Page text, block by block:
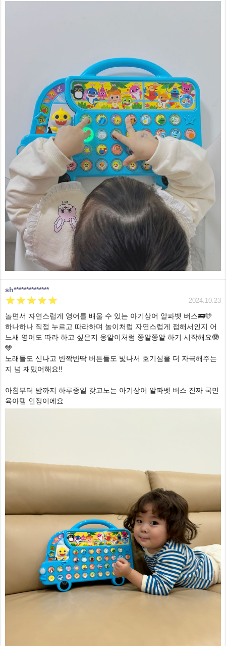
sh**************
 2024.10.23
놀면서 자연스럽게 영어를 배울 수 있는 아기상어 알파벳 버스🚌🩵
하나하나 직접 누르고 따라하며 놀이처럼 자연스럽게 접해서인지 어
느새 영어도 따라 하고 싶은지 옹알이처럼 쫑알쫑알 하기 시작해요🤓
🩵
노래들도 신나고 반짝반딱 버튼들도 빛나서 호기심을 더 자극해주는
지 넘 재밌어해요!!
아침부터 밤까지 하루종일 갖고노는 아기상어 알파벳 버스 진짜 국민
육아템 인정이에요